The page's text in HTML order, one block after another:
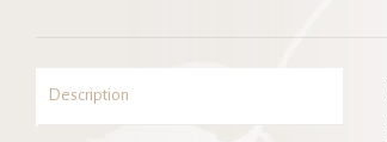
Description